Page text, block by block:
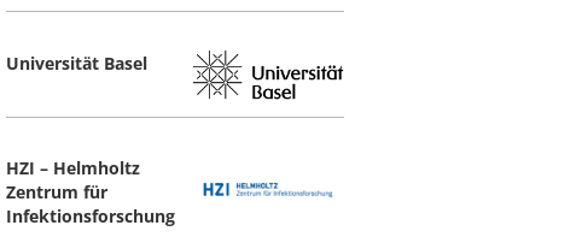
Universität Basel
HZI – Helmholtz
Zentrum für
Infektionsforschung